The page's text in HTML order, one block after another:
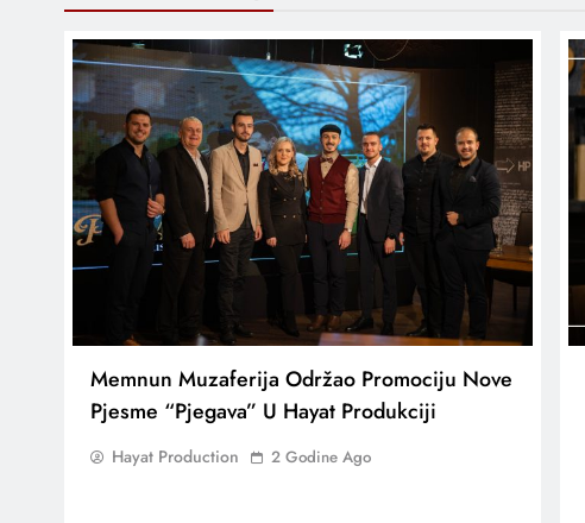
Memnun Muzaferija Održao Promociju Nove
Pjesme “Pjegava” U Hayat Produkciji
Hayat Production 2 Godine Ago